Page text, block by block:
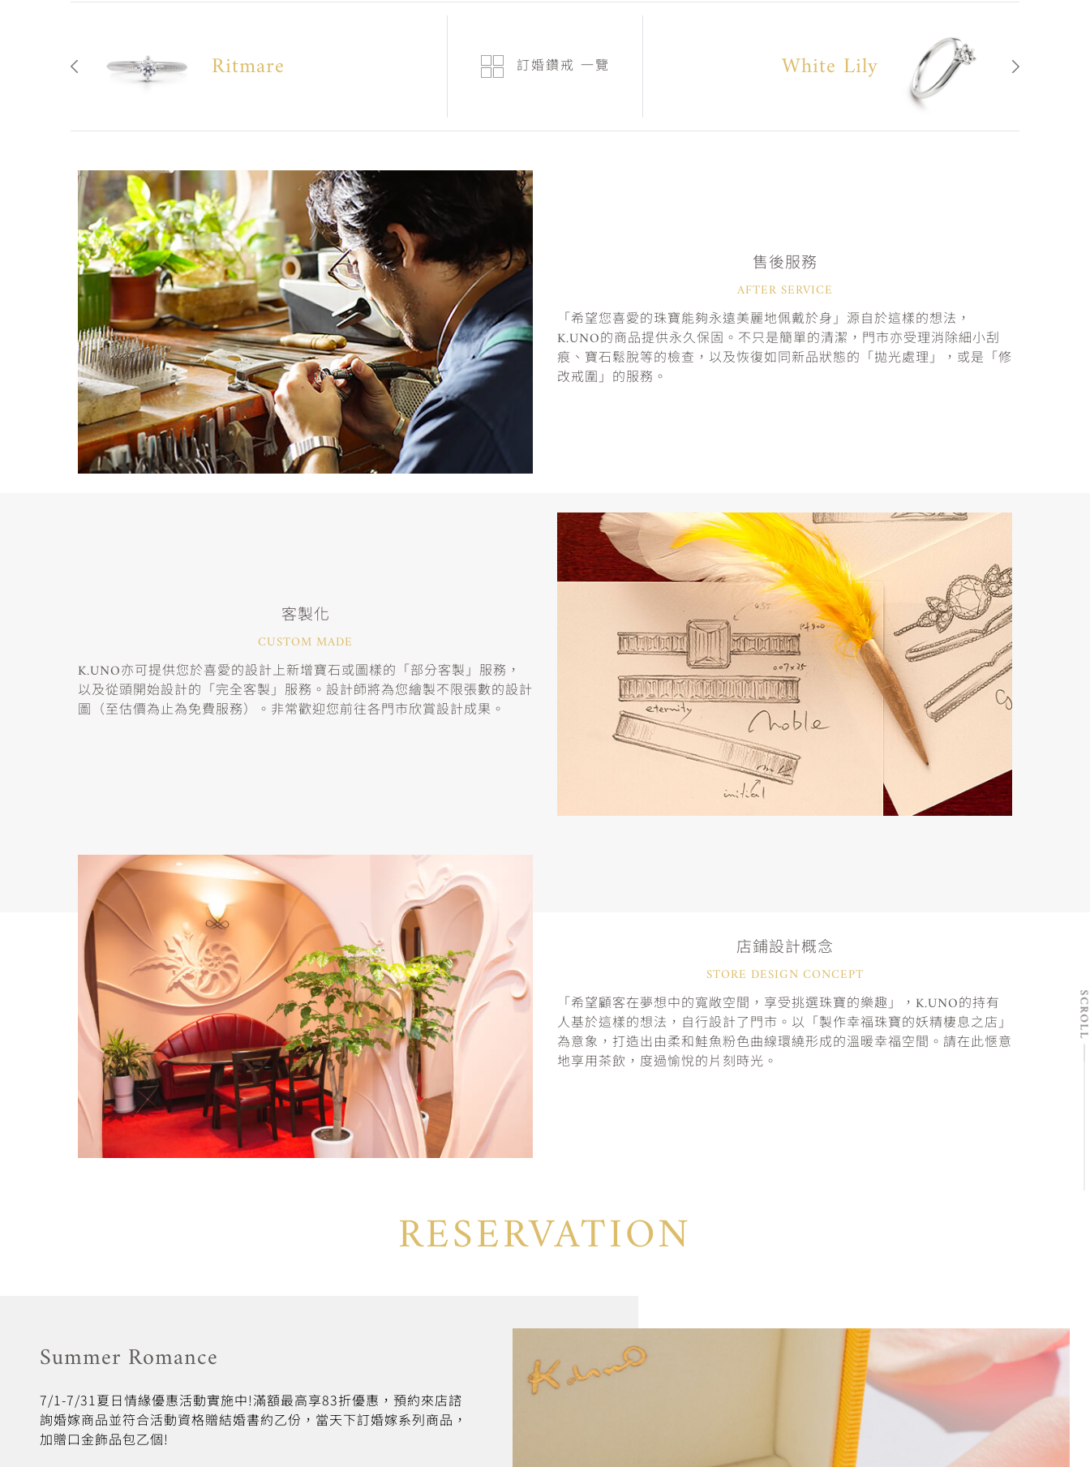
Ritmare 訂婚鑽戒 一覽 White Lily
售後服務
AFTER SERVICE
「希望您喜愛的珠寶能夠永遠美麗地佩戴於身」源自於這樣的想法，
K.UNO的商品提供永久保固。不只是簡單的清潔，門市亦受理消除細小刮
痕、寶石鬆脫等的檢查，以及恢復如同新品狀態的「拋光處理」，或是「修
改戒圍」的服務。
客製化
CUSTOM MADE
K.UNO亦可提供您於喜愛的設計上新增寶石或圖樣的「部分客製」服務，
以及從頭開始設計的「完全客製」服務。設計師將為您繪製不限張數的設計
圖（至估價為止為免費服務）。非常歡迎您前往各門市欣賞設計成果。
店鋪設計概念
STORE DESIGN CONCEPT
「希望顧客在夢想中的寬敞空間，享受挑選珠寶的樂趣」，K.UNO的持有
人基於這樣的想法，自行設計了門市。以「製作幸福珠寶的妖精棲息之店」
為意象，打造出由柔和鮭魚粉色曲線環繞形成的溫暖幸福空間。請在此愜意
地享用茶飲，度過愉悅的片刻時光。
RESERVATION
Summer Romance
7/1-7/31夏日情緣優惠活動實施中!滿額最高享83折優惠，預約來店諮
詢婚嫁商品並符合活動資格贈結婚書約乙份，當天下訂婚嫁系列商品，
加贈口金飾品包乙個!